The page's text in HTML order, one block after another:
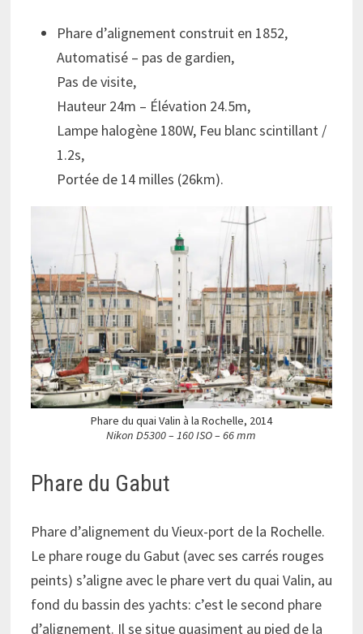
Phare d’alignement construit en 1852,
Automatisé – pas de gardien,
Pas de visite,
Hauteur 24m – Élévation 24.5m,
Lampe halogène 180W, Feu blanc scintillant /
1.2s,
Portée de 14 milles (26km).
Phare du quai Valin à la Rochelle, 2014
Nikon D5300 – 160 ISO – 66 mm
Phare du Gabut
Phare d’alignement du Vieux-port de la Rochelle.
Le phare rouge du Gabut (avec ses carrés rouges
peints) s’aligne avec le phare vert du quai Valin, au
fond du bassin des yachts: c’est le second phare
d’alignement. Il se situe quasiment au pied de la